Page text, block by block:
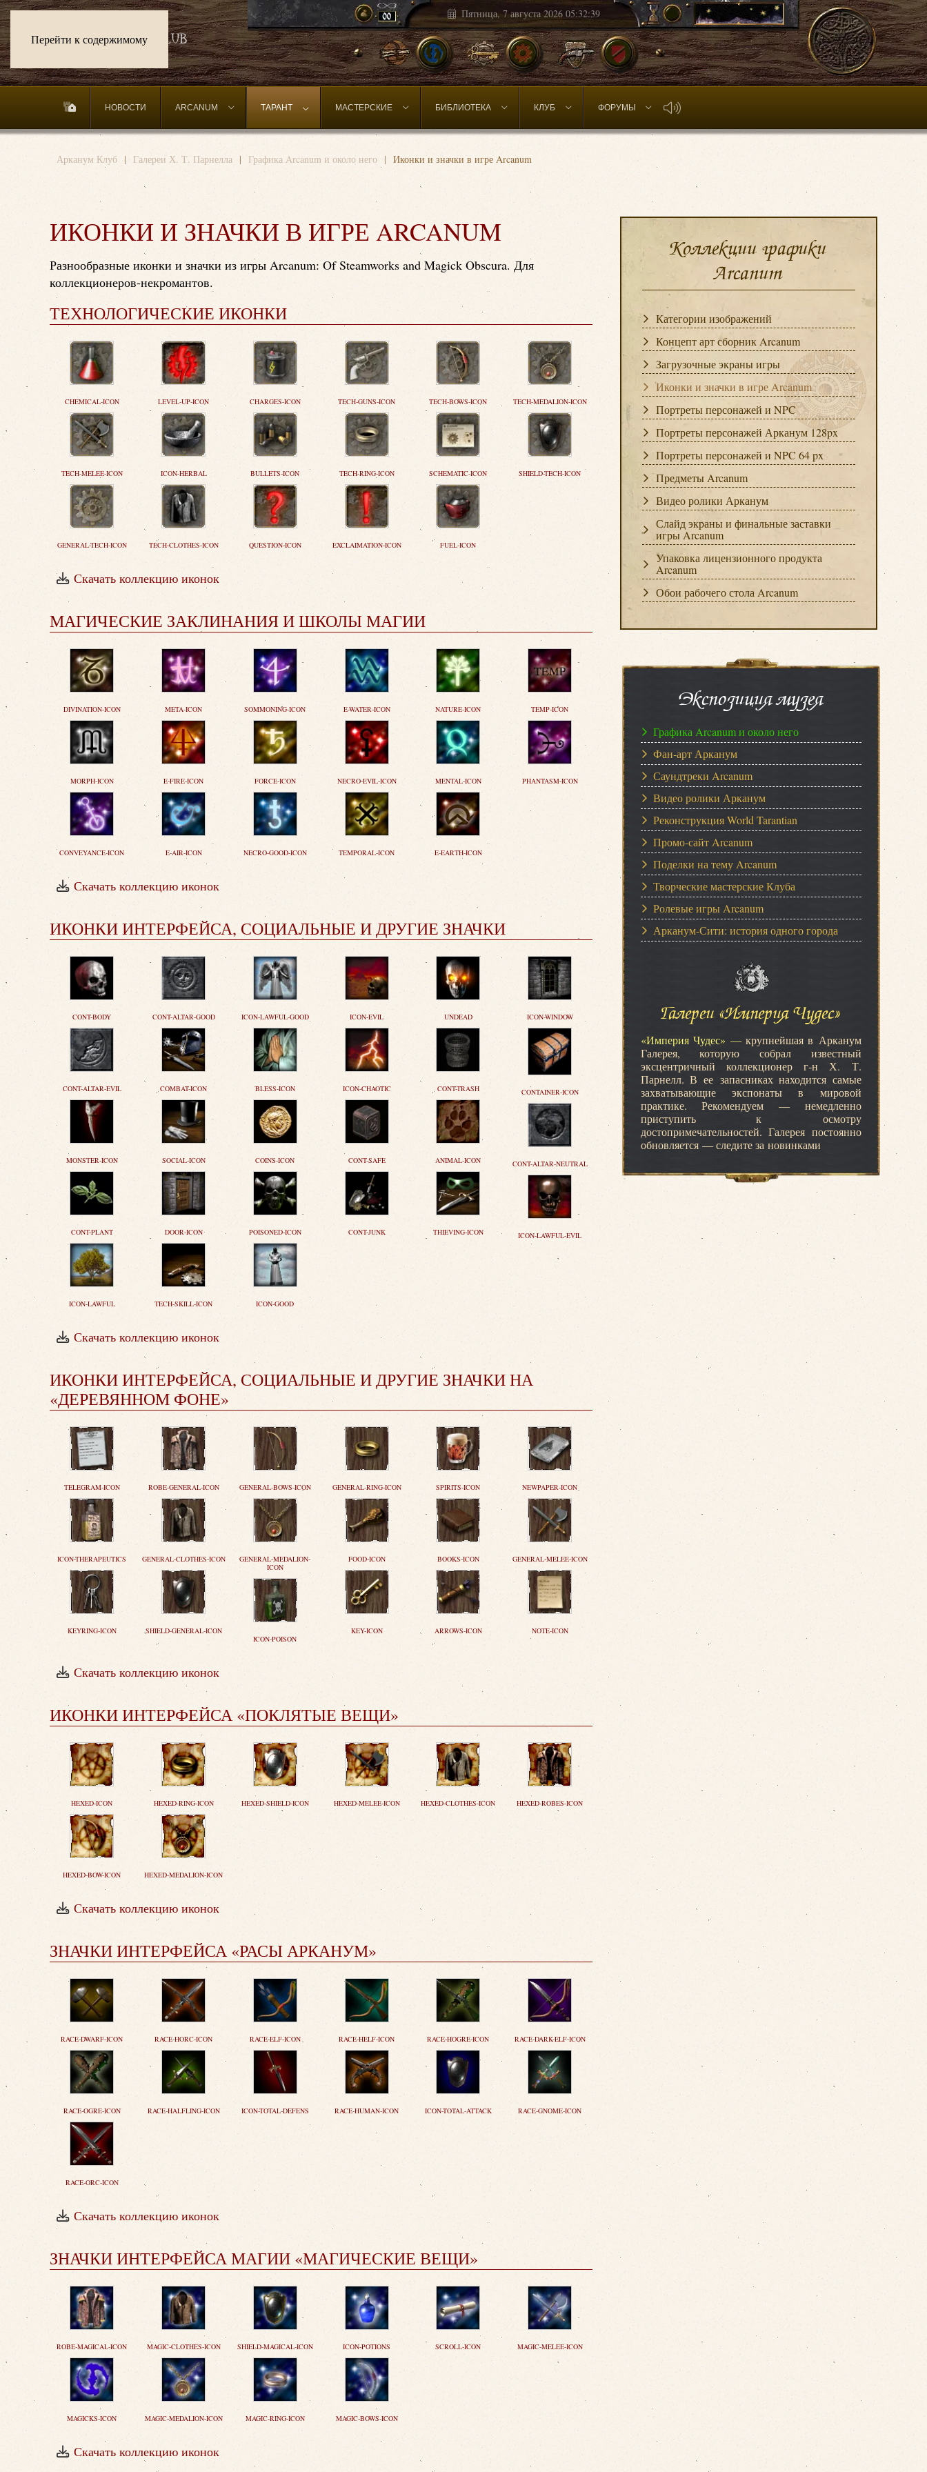
Перейти к содержимому
Пятница, 7 августа 202605:32:43
НОВОСТИ ARCANUM ТАРАНТ МАСТЕРСКИЕ БИБЛИОТЕКА КЛУБ ФОРУМЫ
Арканум Клуб Галереи Х. Т. Парнелла Графика Arcanum и около него Иконки и значки в игре Arcanum
ИКОНКИ И ЗНАЧКИ В ИГРЕ ARCANUM
Разнообразные иконки и значки из игры Arcanum: Of Steamworks and Magick Obscura. Для
коллекционеров-некромантов.
ТЕХНОЛОГИЧЕСКИЕ ИКОНКИ
CHEMICAL-ICON LEVEL-UP-ICON CHARGES-ICON TECH-GUNS-ICON TECH-BOWS-ICON TECH-MEDALION-ICON
TECH-MELEE-ICON ICON-HERBAL BULLETS-ICON TECH-RING-ICON SCHEMATIC-ICON SHIELD-TECH-ICON
GENERAL-TECH-ICON TECH-CLOTHES-ICON QUESTION-ICON EXCLAIMATION-ICON FUEL-ICON
Скачать коллекцию иконок
МАГИЧЕСКИЕ ЗАКЛИНАНИЯ И ШКОЛЫ МАГИИ
DIVINATION-ICON META-ICON SOMMONING-ICON E-WATER-ICON NATURE-ICON TEMP-ICON
MORPH-ICON E-FIRE-ICON FORCE-ICON NECRO-EVIL-ICON MENTAL-ICON PHANTASM-ICON
CONVEYANCE-ICON E-AIR-ICON NECRO-GOOD-ICON TEMPORAL-ICON E-EARTH-ICON
Скачать коллекцию иконок
ИКОНКИ ИНТЕРФЕЙСА, СОЦИАЛЬНЫЕ И ДРУГИЕ ЗНАЧКИ
CONT-BODY CONT-ALTAR-GOOD ICON-LAWFUL-GOOD ICON-EVIL UNDEAD ICON-WINDOW
CONT-ALTAR-EVIL COMBAT-ICON BLESS-ICON ICON-CHAOTIC CONT-TRASH CONTAINER-ICON
MONSTER-ICON SOCIAL-ICON COINS-ICON CONT-SAFE ANIMAL-ICON CONT-ALTAR-NEUTRAL
CONT-PLANT DOOR-ICON POISONED-ICON CONT-JUNK THIEVING-ICON ICON-LAWFUL-EVIL
ICON-LAWFUL TECH-SKILL-ICON ICON-GOOD
Скачать коллекцию иконок
ИКОНКИ ИНТЕРФЕЙСА, СОЦИАЛЬНЫЕ И ДРУГИЕ ЗНАЧКИ НА
«ДЕРЕВЯННОМ ФОНЕ»
TELEGRAM-ICON ROBE-GENERAL-ICON GENERAL-BOWS-ICON GENERAL-RING-ICON SPIRITS-ICON NEWPAPER-ICON
ICON-THERAPEUTICS GENERAL-CLOTHES-ICON
GENERAL-MEDALION-
ICON
FOOD-ICON BOOKS-ICON GENERAL-MELEE-ICON
KEYRING-ICON
SHIELD-GENERAL-ICON
ICON-POISON
KEY-ICON ARROWS-ICON NOTE-ICON
Скачать коллекцию иконок
ИКОНКИ ИНТЕРФЕЙСА «ПОКЛЯТЫЕ ВЕЩИ»
HEXED-ICON HEXED-RING-ICON HEXED-SHIELD-ICON HEXED-MELEE-ICON HEXED-CLOTHES-ICON HEXED-ROBES-ICON
HEXED-BOW-ICON HEXED-MEDALION-ICON
Скачать коллекцию иконок
ЗНАЧКИ ИНТЕРФЕЙСА «РАСЫ АРКАНУМ»
RACE-DWARF-ICON RACE-HORC-ICON RACE-ELF-ICON RACE-HELF-ICON RACE-HOGRE-ICON RACE-DARK-ELF-ICON
RACE-OGRE-ICON RACE-HALFLING-ICON ICON-TOTAL-DEFENS RACE-HUMAN-ICON ICON-TOTAL-ATTACK RACE-GNOME-ICON
RACE-ORC-ICON
Скачать коллекцию иконок
ЗНАЧКИ ИНТЕРФЕЙСА МАГИИ «МАГИЧЕСКИЕ ВЕЩИ»
ROBE-MAGICAL-ICON MAGIC-CLOTHES-ICON SHIELD-MAGICAL-ICON ICON-POTIONS SCROLL-ICON MAGIC-MELEE-ICON
MAGICKS-ICON MAGIC-MEDALION-ICON MAGIC-RING-ICON MAGIC-BOWS-ICON
Скачать коллекцию иконок
Коллекции графики
Arcanum
Категории изображений
Концепт арт сборник Arcanum
Загрузочные экраны игры
Иконки и значки в игре Arcanum
Портреты персонажей и NPC
Портреты персонажей Арканум 128px
Портреты персонажей и NPC 64 px
Предметы Arcanum
Видео ролики Арканум
Слайд экраны и финальные заставки
игры Arcanum
Упаковка лицензионного продукта
Arcanum
Обои рабочего стола Arcanum
Экспозиция музея
Графика Arcanum и около него
Фан-арт Арканум
Саундтреки Arcanum
Видео ролики Арканум
Реконструкция World Tarantian
Промо-сайт Arcanum
Поделки на тему Arcanum
Творческие мастерские Клуба
Ролевые игры Arcanum
Арканум-Сити: история одного города
Галереи «Империя Чудес»
«Империя Чудес» —крупнейшая в Арканум
Галерея, которую собрал известный
эксцентричный коллекционер г-н Х. Т.
Парнелл. В ее запасниках находится самые
захватывающие экспонаты в мировой
практике. Рекомендуем — немедленно
приступить к осмотру
достопримечательностей. Галерея постоянно
обновляется — следите за новинками